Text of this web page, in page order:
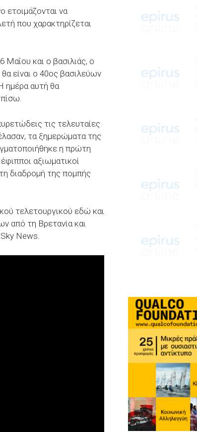
ετοιμάζονται να
που χαρακτηρίζεται
Μαΐου και ο βασιλιάς, ο
είναι ο 40ος βασιλεύων
ημέρα αυτή θα
τις τελευταίες
τα ξημερώματα της
η πρώτη
αξιωματικοί
διαδρομή της πομπής
τελετουργικού εδώ και
από τη Βρετανία και
News.